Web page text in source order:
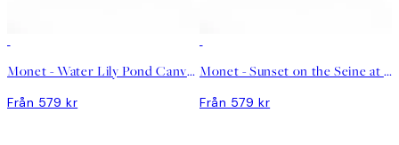
Monet - Water Lily Pond Canvastavla
Från 579 kr
Monet - Sunset on the Seine at Lavacourt Canvastavla
Från 579 kr